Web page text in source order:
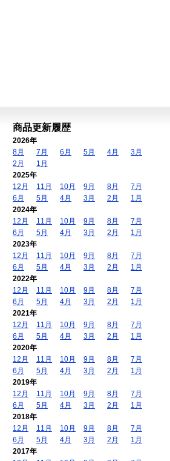
商品更新履歴
2026年
8月
7月 6月 5月 4月
3月
2月
1月
2025年
12月
11月 10月 9月 8月
7月
6月
5月 4月 3月 2月
1月
2024年
12月
11月 10月 9月 8月
7月
6月
5月 4月 3月 2月
1月
2023年
12月
11月 10月 9月 8月
7月
6月
5月 4月 3月 2月
1月
2022年
12月
11月 10月 9月 8月
7月
6月
5月 4月 3月 2月
1月
2021年
12月
11月 10月 9月 8月
7月
6月
5月 4月 3月 2月
1月
2020年
12月
11月 10月 9月 8月
7月
6月
5月 4月 3月 2月
1月
2019年
12月
11月 10月 9月 8月
7月
6月
5月 4月 3月 2月
1月
2018年
12月
11月 10月 9月 8月
7月
6月
5月 4月 3月 2月
1月
2017年